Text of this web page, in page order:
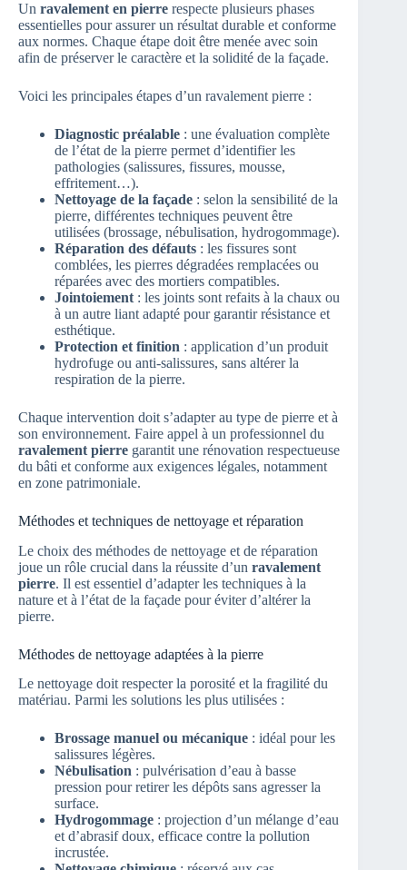
Un ravalement en pierre respecte plusieurs phases
essentielles pour assurer un résultat durable et conforme
aux normes. Chaque étape doit être menée avec soin
afin de préserver le caractère et la solidité de la façade.
Voici les principales étapes d’un ravalement pierre :
Diagnostic préalable : une évaluation complète
de l’état de la pierre permet d’identifier les
pathologies (salissures, fissures, mousse,
effritement…).
Nettoyage de la façade : selon la sensibilité de la
pierre, différentes techniques peuvent être
utilisées (brossage, nébulisation, hydrogommage).
Réparation des défauts : les fissures sont
comblées, les pierres dégradées remplacées ou
réparées avec des mortiers compatibles.
Jointoiement : les joints sont refaits à la chaux ou
à un autre liant adapté pour garantir résistance et
esthétique.
Protection et finition : application d’un produit
hydrofuge ou anti-salissures, sans altérer la
respiration de la pierre.
Chaque intervention doit s’adapter au type de pierre et à
son environnement. Faire appel à un professionnel du
ravalement pierre garantit une rénovation respectueuse
du bâti et conforme aux exigences légales, notamment
en zone patrimoniale.
Méthodes et techniques de nettoyage et réparation
Le choix des méthodes de nettoyage et de réparation
joue un rôle crucial dans la réussite d’un ravalement
pierre. Il est essentiel d’adapter les techniques à la
nature et à l’état de la façade pour éviter d’altérer la
pierre.
Méthodes de nettoyage adaptées à la pierre
Le nettoyage doit respecter la porosité et la fragilité du
matériau. Parmi les solutions les plus utilisées :
Brossage manuel ou mécanique : idéal pour les
salissures légères.
Nébulisation : pulvérisation d’eau à basse
pression pour retirer les dépôts sans agresser la
surface.
Hydrogommage : projection d’un mélange d’eau
et d’abrasif doux, efficace contre la pollution
incrustée.